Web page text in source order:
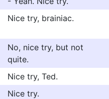
Nice try, brainiac.
No, nice try, but not
quite.
Nice try, Ted.
Nice try.